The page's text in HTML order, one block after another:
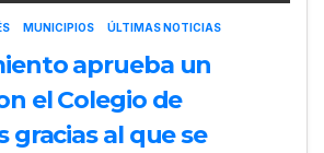
MUNICIPIOS ÚLTIMAS NOTICIAS
aprueba un
el Colegio de
al que se